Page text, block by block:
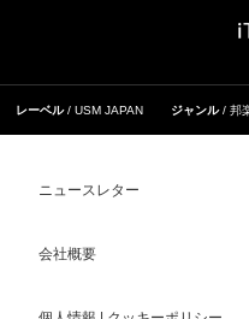
レーベル USM JAPAN ジャンル 邦
ニュースレター
会社概要